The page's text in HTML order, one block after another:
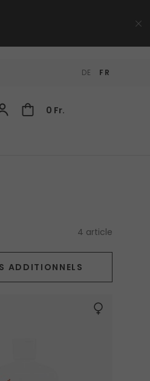
DE FR
0 Fr.
4 article
ADDITIONNELS